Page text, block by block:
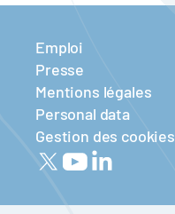
Emploi
Presse
Mentions légales
Personal data
Gestion des cookies